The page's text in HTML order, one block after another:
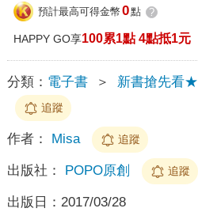
預計最高可得金幣 0點 ?
HAPPY GO享100累1點 4點抵1元
分類： 電子書 ＞ 新書搶先看★
追蹤
作者： Misa 追蹤
出版社： POPO原創 追蹤
出版日： 2017/03/28